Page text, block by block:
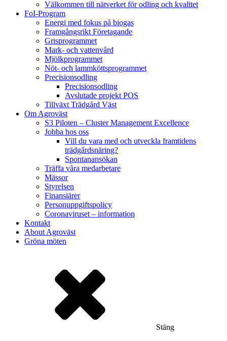
Välkommen till nätverket för odling och kvalitet
FoI-Program
Energi med fokus på biogas
Framgångsrikt Företagande
Grisprogrammet
Mark- och vattenvård
Mjölkprogrammet
Nöt- och lammköttsprogrammet
Precisionsodling
Precisionsodling
Avslutade projekt POS
Tillväxt Trädgård Väst
Om Agroväst
S3 Piloten – Cluster Management Excellence
Jobba hos oss
Vill du vara med och utveckla framtidens
trädgårdsnäring?
Spontanansökan
Träffa våra medarbetare
Mässor
Styrelsen
Finansiärer
Personuppgiftspolicy
Coronaviruset – information
Kontakt
About Agroväst
Gröna möten
Stäng